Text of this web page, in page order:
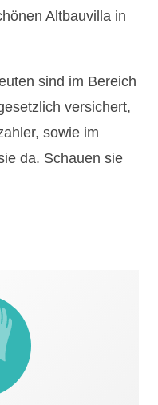
Altbauvilla in
sind im Bereich
versichert,
sowie im
da. Schauen sie